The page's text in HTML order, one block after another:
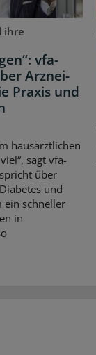
ihre
vfa-
Arznei-
Praxis und
hausärztlichen
sagt vfa-
über
und
ein schneller
in